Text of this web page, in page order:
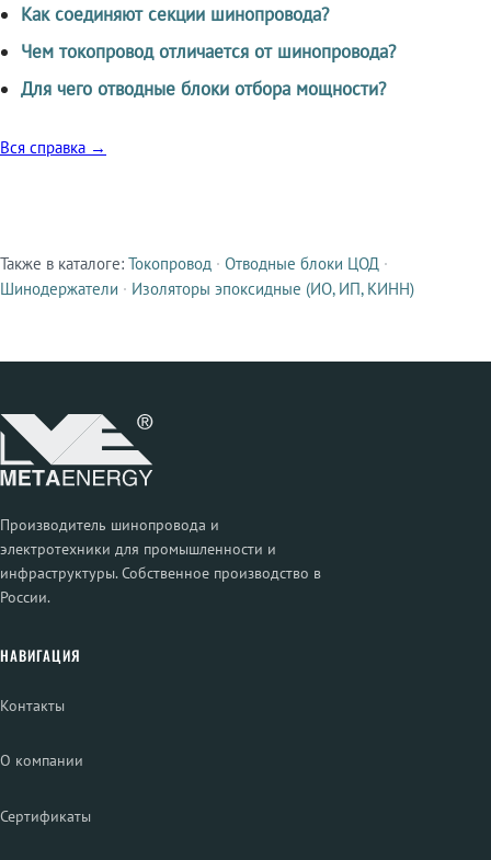
Как соединяют секции шинопровода?
Чем токопровод отличается от шинопровода?
Для чего отводные блоки отбора мощности?
Вся справка →
Смежные продукты
Также в каталоге: Токопровод · Отводные блоки ЦОД ·
Шинодержатели · Изоляторы эпоксидные (ИО, ИП, КИНН)
Производитель шинопровода и
электротехники для промышленности и
инфраструктуры. Собственное производство в
России.
НАВИГАЦИЯ
Контакты
О компании
Сертификаты